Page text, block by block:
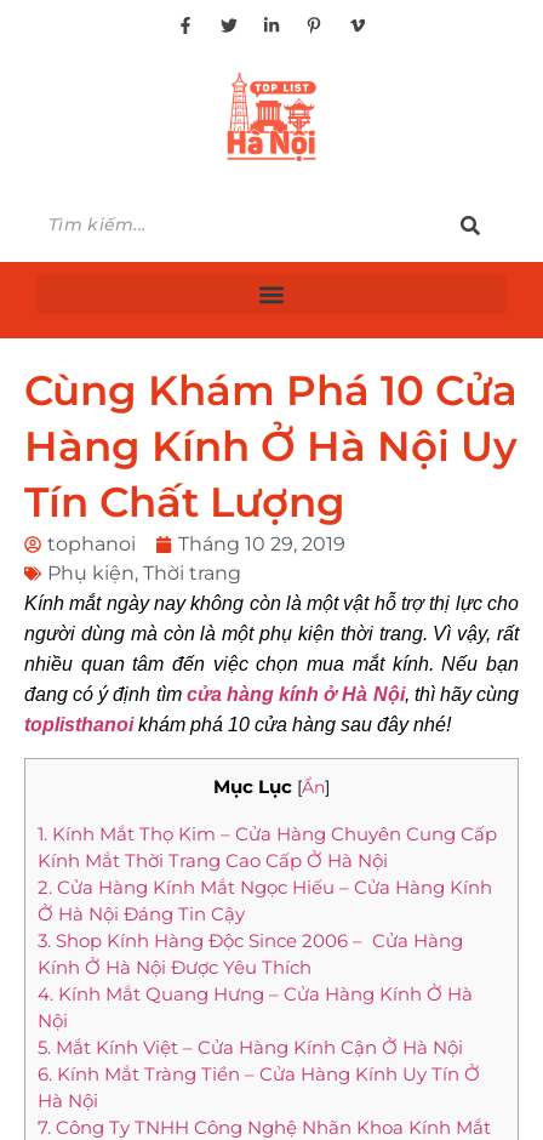
Cùng Khám Phá 10 Cửa
Hàng Kính Ở Hà Nội Uy
Tín Chất Lượng
tophanoi
Tháng 10 29, 2019
Phụ kiện, Thời trang
Kính mắt ngày nay không còn là một vật hỗ trợ thị lực cho
người dùng mà còn là một phụ kiện thời trang. Vì vậy, rất
nhiều quan tâm đến việc chọn mua mắt kính. Nếu bạn
đang có ý định tìm cửa hàng kính ở Hà Nội, thì hãy cùng
toplisthanoi khám phá 10 cửa hàng sau đây nhé!
Mục Lục [Ẩn]
1. Kính Mắt Thọ Kim – Cửa Hàng Chuyên Cung Cấp
Kính Mắt Thời Trang Cao Cấp Ở Hà Nội
2. Cửa Hàng Kính Mắt Ngọc Hiếu – Cửa Hàng Kính
Ở Hà Nội Đáng Tin Cậy
3. Shop Kính Hàng Độc Since 2006 – Cửa Hàng
Kính Ở Hà Nội Được Yêu Thích
4. Kính Mắt Quang Hưng – Cửa Hàng Kính Ở Hà
Nội
5. Mắt Kính Việt – Cửa Hàng Kính Cận Ở Hà Nội
6. Kính Mắt Tràng Tiền – Cửa Hàng Kính Uy Tín Ở
Hà Nội
7. Công Ty TNHH Công Nghệ Nhãn Khoa Kính Mắt